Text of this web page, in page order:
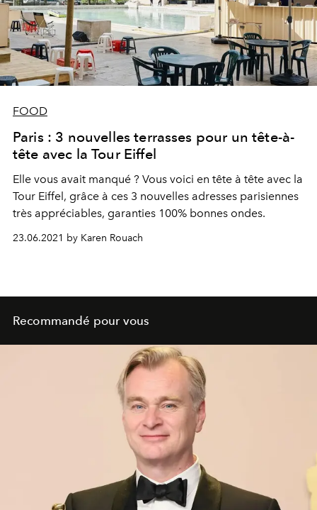
FOOD
Paris : 3 nouvelles terrasses pour un tête-à-
tête avec la Tour Eiffel
Elle vous avait manqué ? Vous voici en tête à tête avec la
Tour Eiffel, grâce à ces 3 nouvelles adresses parisiennes
très appréciables, garanties 100% bonnes ondes.
23.06.2021 by Karen Rouach
Recommandé pour vous